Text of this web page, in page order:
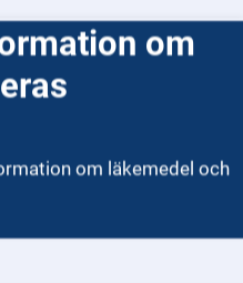
om läkemedel och